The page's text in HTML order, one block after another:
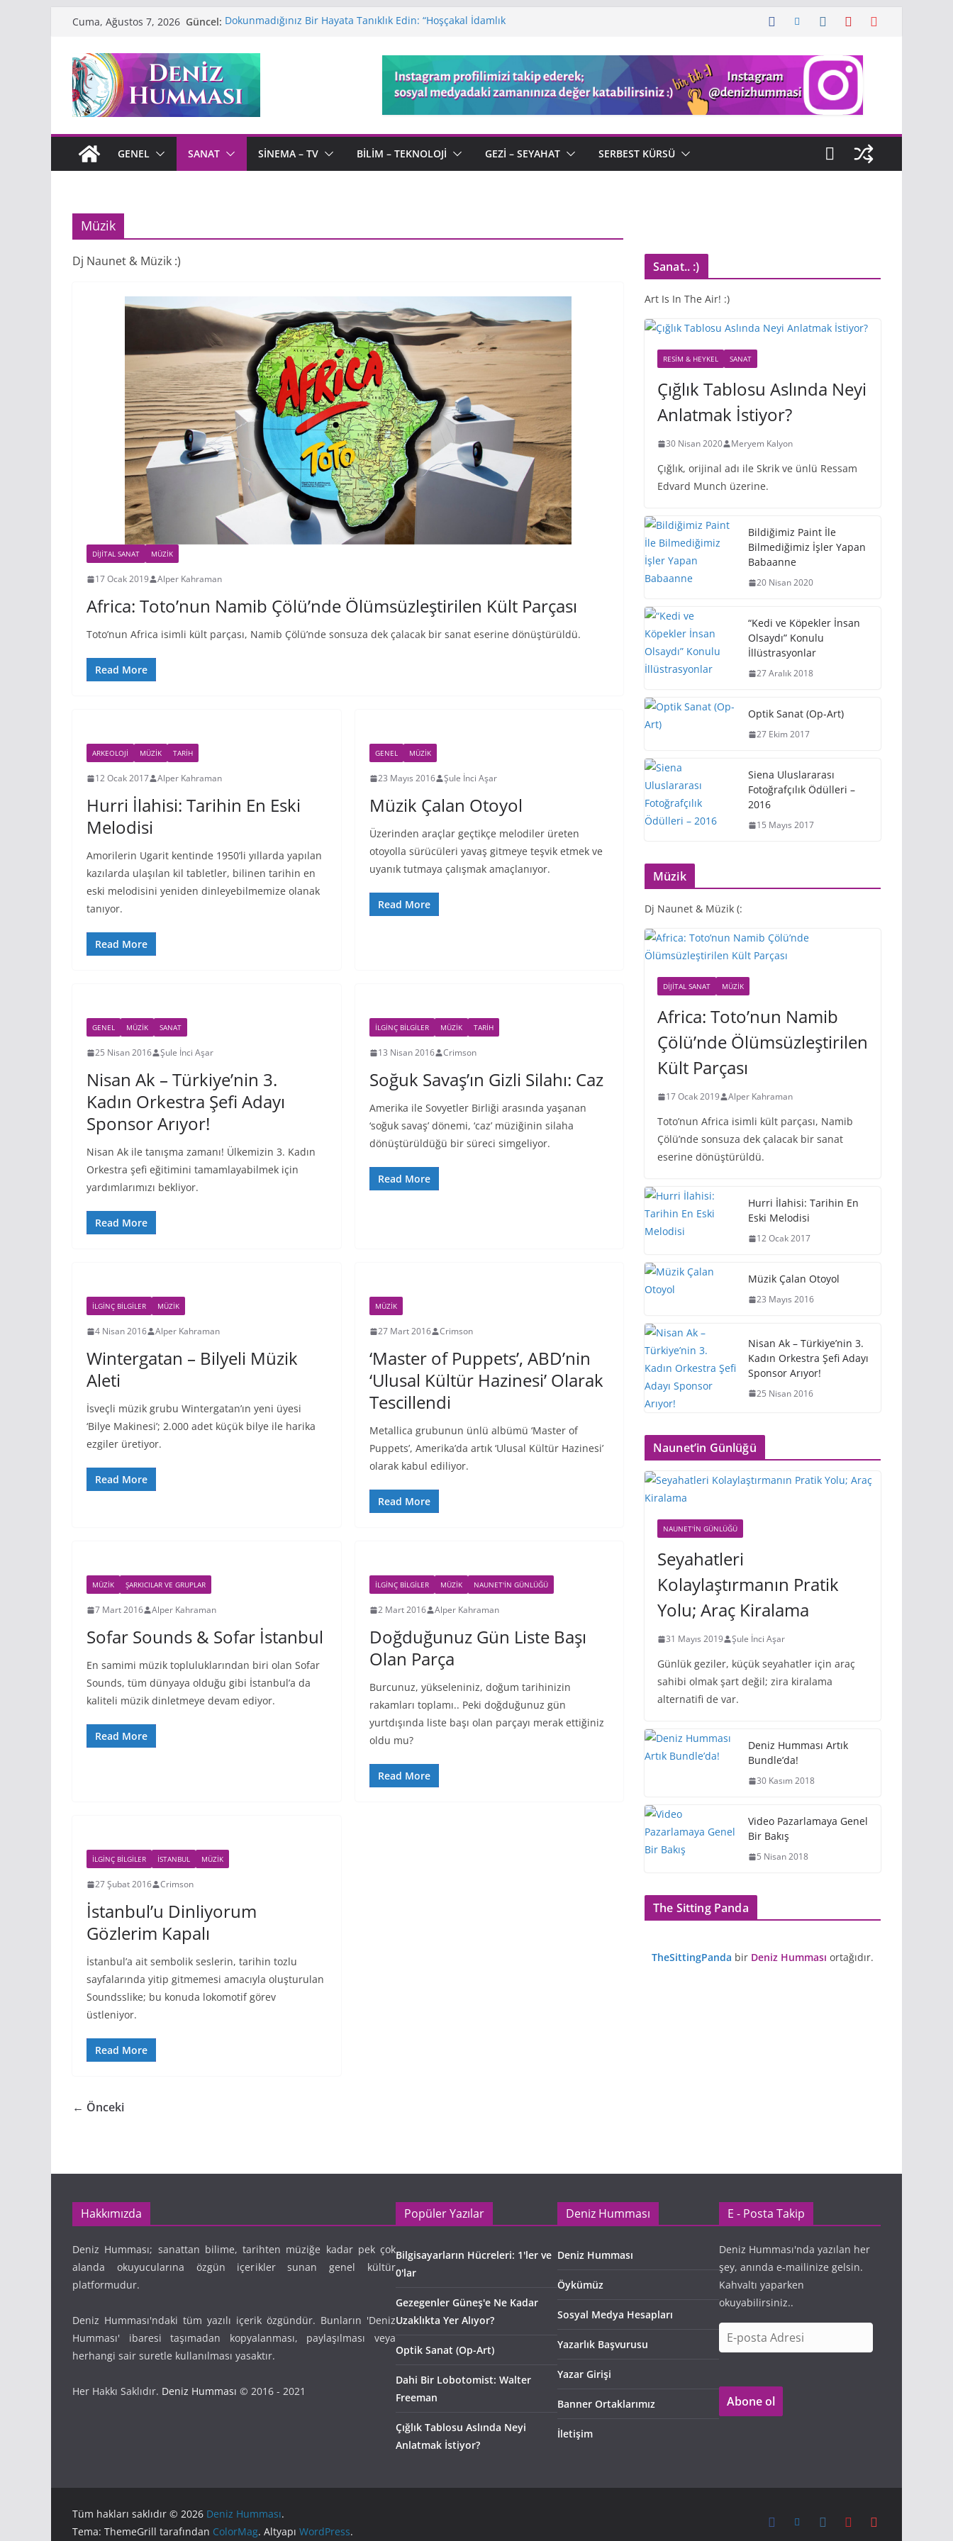
content
Cuma, Ağustos 7, 2026 Güncel: Dokunmadığınız Bir Hayata Tanıklık Edin: “Hoşçakal İdamlık
Anne Frank’ın Hatıra Defteri: Kötülüğün Ortasında Açan
Zülfü Livaneli’nin Kaleminden “Serenad” ve Ölümsüz Aşk
İhsan Oktay Anar: Kendi Tanımıyla “Kimliksiz” Bir Usta
Kalem
GENEL SANAT SINEMA – TV BILIM – TEKNOLOJI GEZI – SEYAHAT SERBEST KÜRSÜ
Müzik
Dj Naunet & Müzik :)
DIJITAL SANAT MÜZIK
17 Ocak 2019 Alper Kahraman
Africa: Toto’nun Namib Çölü’nde Ölümsüzleştirilen Kült Parçası
Toto’nun Africa isimli kült parçası, Namib Çölü’nde sonsuza dek çalacak bir sanat eserine dönüştürüldü.
Read More
ARKEOLOJI MÜZIK TARIH
12 Ocak 2017 Alper Kahraman
Hurri İlahisi: Tarihin En Eski
Melodisi
Amorilerin Ugarit kentinde 1950’li yıllarda yapılan
kazılarda ulaşılan kil tabletler, bilinen tarihin en
eski melodisini yeniden dinleyebilmemize olanak
tanıyor.
Read More
GENEL MÜZIK
23 Mayıs 2016 Şule İnci Aşar
Müzik Çalan Otoyol
Üzerinden araçlar geçtikçe melodiler üreten
otoyolla sürücüleri yavaş gitmeye teşvik etmek ve
uyanık tutmaya çalışmak amaçlanıyor.
Read More
GENEL MÜZIK SANAT
25 Nisan 2016 Şule İnci Aşar
Nisan Ak – Türkiye’nin 3.
Kadın Orkestra Şefi Adayı
Sponsor Arıyor!
Nisan Ak ile tanışma zamanı! Ülkemizin 3. Kadın
Orkestra şefi eğitimini tamamlayabilmek için
yardımlarımızı bekliyor.
Read More
İLGINÇ BILGILER MÜZIK TARIH
13 Nisan 2016 Crimson
Soğuk Savaş’ın Gizli Silahı: Caz
Amerika ile Sovyetler Birliği arasında yaşanan
‘soğuk savaş’ dönemi, ‘caz’ müziğinin silaha
dönüştürüldüğü bir süreci simgeliyor.
Read More
İLGINÇ BILGILER MÜZIK
4 Nisan 2016 Alper Kahraman
Wintergatan – Bilyeli Müzik
Aleti
İsveçli müzik grubu Wintergatan’ın yeni üyesi
‘Bilye Makinesi’; 2.000 adet küçük bilye ile harika
ezgiler üretiyor.
Read More
MÜZIK
27 Mart 2016 Crimson
‘Master of Puppets’, ABD’nin
‘Ulusal Kültür Hazinesi’ Olarak
Tescillendi
Metallica grubunun ünlü albümü ‘Master of
Puppets’, Amerika’da artık ‘Ulusal Kültür Hazinesi’
olarak kabul ediliyor.
Read More
MÜZIK ŞARKICILAR VE GRUPLAR
7 Mart 2016 Alper Kahraman
Sofar Sounds & Sofar İstanbul
En samimi müzik topluluklarından biri olan Sofar
Sounds, tüm dünyaya olduğu gibi İstanbul’a da
kaliteli müzik dinletmeye devam ediyor.
Read More
İLGINÇ BILGILER MÜZIK NAUNET'IN GÜNLÜĞÜ
2 Mart 2016 Alper Kahraman
Doğduğunuz Gün Liste Başı
Olan Parça
Burcunuz, yükseleniniz, doğum tarihinizin
rakamları toplamı.. Peki doğduğunuz gün
yurtdışında liste başı olan parçayı merak ettiğiniz
oldu mu?
Read More
İLGINÇ BILGILER İSTANBUL MÜZIK
27 Şubat 2016 Crimson
İstanbul’u Dinliyorum
Gözlerim Kapalı
İstanbul’a ait sembolik seslerin, tarihin tozlu
sayfalarında yitip gitmemesi amacıyla oluşturulan
Soundsslike; bu konuda lokomotif görev
üstleniyor.
Read More
← Önceki
Sanat.. :)
Art Is In The Air! :)
RESIM & HEYKEL SANAT
Çığlık Tablosu Aslında Neyi
Anlatmak İstiyor?
30 Nisan 2020 Meryem Kalyon
Çığlık, orijinal adı ile Skrik ve ünlü Ressam
Edvard Munch üzerine.
Bildiğimiz Paint İle
Bilmediğimiz İşler Yapan
Babaanne
20 Nisan 2020
“Kedi ve Köpekler İnsan
Olsaydı” Konulu
İllüstrasyonlar
27 Aralık 2018
Optik Sanat (Op-Art)
27 Ekim 2017
Siena Uluslararası
Fotoğrafçılık Ödülleri –
2016
15 Mayıs 2017
Müzik
Dj Naunet & Müzik (:
DIJITAL SANAT MÜZIK
Africa: Toto’nun Namib
Çölü’nde Ölümsüzleştirilen
Kült Parçası
17 Ocak 2019 Alper Kahraman
Toto’nun Africa isimli kült parçası, Namib
Çölü’nde sonsuza dek çalacak bir sanat
eserine dönüştürüldü.
Hurri İlahisi: Tarihin En
Eski Melodisi
12 Ocak 2017
Müzik Çalan Otoyol
23 Mayıs 2016
Nisan Ak – Türkiye’nin 3.
Kadın Orkestra Şefi Adayı
Sponsor Arıyor!
25 Nisan 2016
Naunet’in Günlüğü
NAUNET'IN GÜNLÜĞÜ
Seyahatleri
Kolaylaştırmanın Pratik
Yolu; Araç Kiralama
31 Mayıs 2019 Şule İnci Aşar
Günlük geziler, küçük seyahatler için araç
sahibi olmak şart değil; zira kiralama
alternatifi de var.
Deniz Humması Artık
Bundle’da!
30 Kasım 2018
Video Pazarlamaya Genel
Bir Bakış
5 Nisan 2018
The Sitting Panda
TheSittingPanda bir Deniz Humması ortağıdır.
Hakkımızda
Deniz Humması; sanattan bilime, tarihten müziğe kadar pek çok
alanda okuyucularına özgün içerikler sunan genel kültür
platformudur.
Deniz Humması'ndaki tüm yazılı içerik özgündür. Bunların 'Deniz
Humması' ibaresi taşımadan kopyalanması, paylaşılması veya
herhangi sair suretle kullanılması yasaktır.
Her Hakkı Saklıdır. Deniz Humması © 2016 - 2021
Popüler Yazılar
Bilgisayarların Hücreleri: 1'ler ve
0'lar
Gezegenler Güneş'e Ne Kadar
Uzaklıkta Yer Alıyor?
Optik Sanat (Op-Art)
Dahi Bir Lobotomist: Walter
Freeman
Çığlık Tablosu Aslında Neyi
Anlatmak İstiyor?
Deniz Humması
Deniz Humması
Öykümüz
Sosyal Medya Hesapları
Yazarlık Başvurusu
Yazar Girişi
Banner Ortaklarımız
İletişim
E - Posta Takip
Deniz Humması'nda yazılan her
şey, anında e-mailinize gelsin.
Kahvaltı yaparken
okuyabilirsiniz..
-
o
t
r
Abone ol
Tüm hakları saklıdır © 2026 Deniz Humması.
Tema: ThemeGrill tarafından ColorMag. Altyapı WordPress.